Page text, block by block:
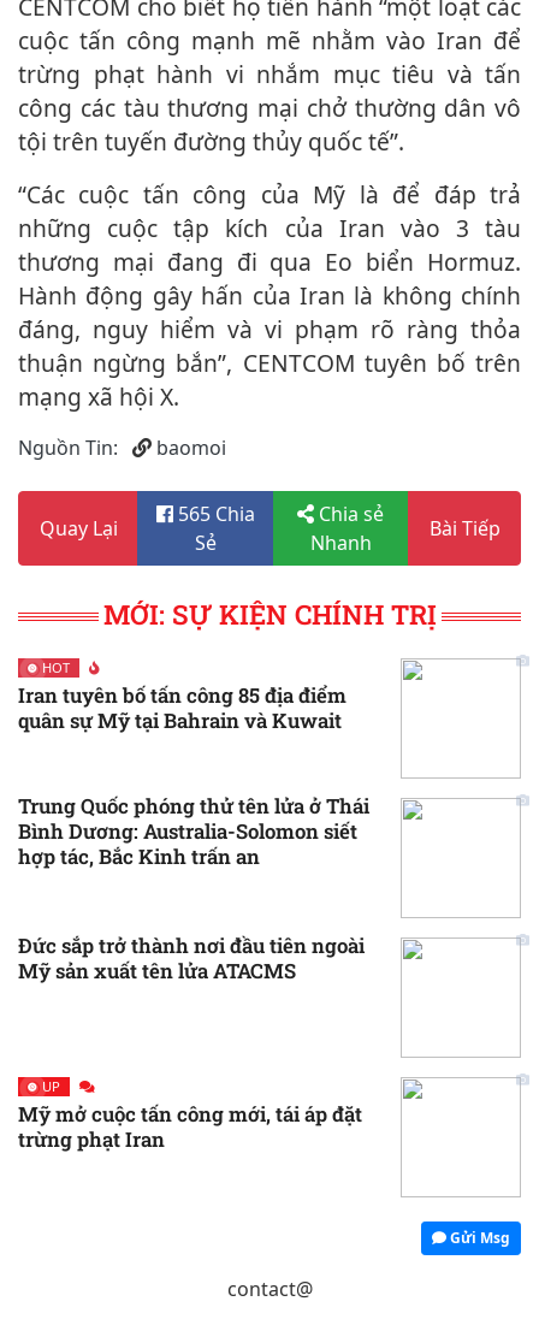
cuộc tấn công mạnh mẽ nhằm vào Iran để
trừng phạt hành vi nhắm mục tiêu và tấn
công các tàu thương mại chở thường dân vô
tội trên tuyến đường thủy quốc tế”.
“Các cuộc tấn công của Mỹ là để đáp trả
những cuộc tập kích của Iran vào 3 tàu
thương mại đang đi qua Eo biển Hormuz.
Hành động gây hấn của Iran là không chính
đáng, nguy hiểm và vi phạm rõ ràng thỏa
thuận ngừng bắn”, CENTCOM tuyên bố trên
mạng xã hội X.
Nguồn Tin: baomoi
Quay Lại
565 Chia
Sẻ
Chia sẻ
Nhanh
Bài Tiếp
MỚI: SỰ KIỆN CHÍNH TRỊ
HOT
Iran tuyên bố tấn công 85 địa điểm
quân sự Mỹ tại Bahrain và Kuwait
Trung Quốc phóng thử tên lửa ở Thái
Bình Dương: Australia-Solomon siết
hợp tác, Bắc Kinh trấn an
Đức sắp trở thành nơi đầu tiên ngoài
Mỹ sản xuất tên lửa ATACMS
UP
Mỹ mở cuộc tấn công mới, tái áp đặt
trừng phạt Iran
Gửi Msg
contact@